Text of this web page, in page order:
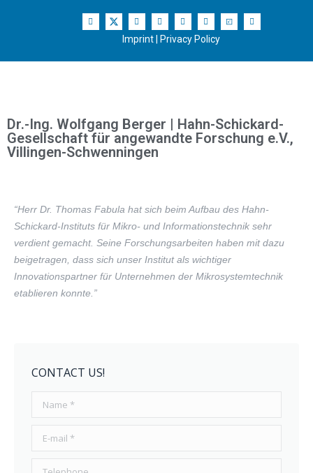
Imprint Privacy Policy
Dr.-Ing. Wolfgang Berger | Hahn-Schickard-
Gesellschaft für angewandte Forschung e.V.,
Villingen-Schwenningen
“Herr Dr. Thomas Fabula hat sich beim Aufbau des Hahn-
Schickard-Instituts für Mikro- und Informationstechnik sehr
verdient gemacht. Seine Forschungsarbeiten haben mit dazu
beigetragen, dass sich unser Institut als wichtiger
Innovationspartner für Unternehmen der Mikrosystemtechnik
etablieren konnte.”
CONTACT US!
Name *
E-mail *
Telephone